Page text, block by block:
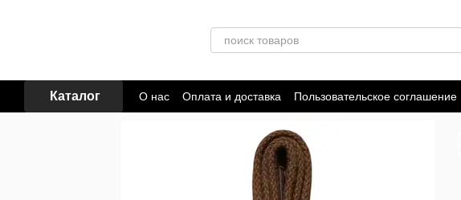
Каталог О нас Оплата и доставка Пользовательское соглашение